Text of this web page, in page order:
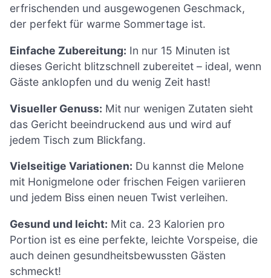
erfrischenden und ausgewogenen Geschmack,
der perfekt für warme Sommertage ist.
Einfache Zubereitung: In nur 15 Minuten ist
dieses Gericht blitzschnell zubereitet – ideal, wenn
Gäste anklopfen und du wenig Zeit hast!
Visueller Genuss: Mit nur wenigen Zutaten sieht
das Gericht beeindruckend aus und wird auf
jedem Tisch zum Blickfang.
Vielseitige Variationen: Du kannst die Melone
mit Honigmelone oder frischen Feigen variieren
und jedem Biss einen neuen Twist verleihen.
Gesund und leicht: Mit ca. 23 Kalorien pro
Portion ist es eine perfekte, leichte Vorspeise, die
auch deinen gesundheitsbewussten Gästen
schmeckt!